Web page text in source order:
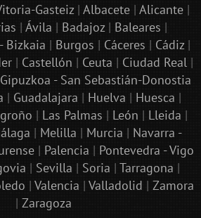
Gasteiz| Albacete| Alicante|
| Ávila | Badajoz| Baleares |
Bizkaia | Burgos | Cáceres | Cádiz|
| Castellón | Ceuta | Ciudad Real|
Gipuzkoa - San Sebastián-Donostia
| Guadalajara | Huelva | Huesca |
| Las Palmas | León | Lleida |
| Melilla | Murcia | Navarra -
| Palencia | Pontevedra - Vigo
| Sevilla | Soria | Tarragona |
| Valencia | Valladolid | Zamora
| Zaragoza